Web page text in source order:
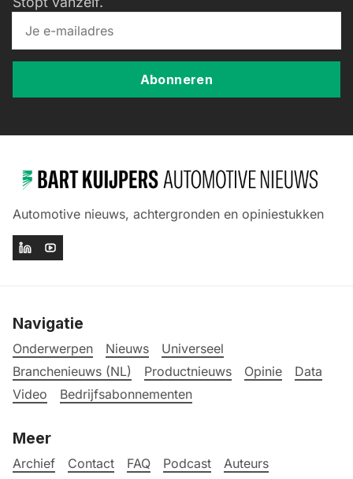
Abonneren
Automotive nieuws, achtergronden en opiniestukken
Navigatie
Onderwerpen Nieuws
Universeel
Branchenieuws (NL)
Productnieuws Opinie
Data
Video
Bedrijfsabonnementen
Meer
Archief Contact FAQ Podcast
Auteurs